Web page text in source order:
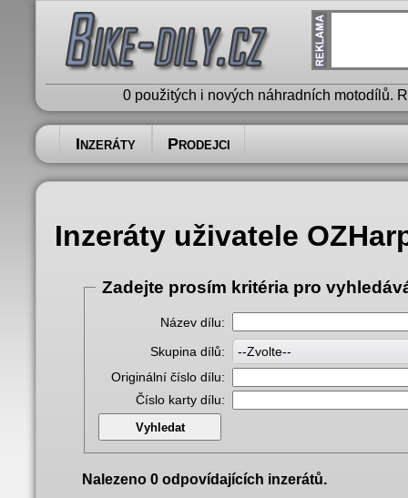
0 použitých i nových náhradních motodílů.
Inzeráty Prodejci
Inzeráty uživatele
Zadejte prosím kritéria pro
Název dílu:
Skupina dílů:
--Zvolte--
Originální číslo dílu:
Číslo karty dílu:
Nalezeno 0 odpovídajících inzerátů.